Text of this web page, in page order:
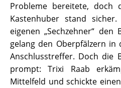
Probleme bereitete, doch
Kastenhuber stand
eigenen „Sechzehner“
gelang den Oberpfälzern
Anschlusstreffer. Doch die
prompt: Trixi Raab
Mittelfeld und schickte